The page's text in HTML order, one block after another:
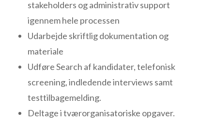
stakeholders og administrativ support
igennem hele processen
Udarbejde skriftlig dokumentation og
materiale
Udføre Search af kandidater, telefonisk
screening, indledende interviews samt
testtilbagemelding.
Deltage i tværorganisatoriske opgaver.